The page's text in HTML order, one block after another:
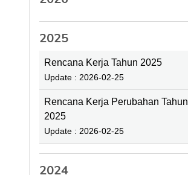
2025
Rencana Kerja Tahun 2025
Update : 2026-02-25
Rencana Kerja Perubahan Tahun
2025
Update : 2026-02-25
2024